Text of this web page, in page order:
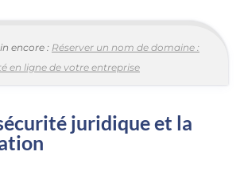
encore : Réserver un nom de domaine :
en ligne de votre entreprise
juridique et la